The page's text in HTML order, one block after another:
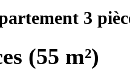
3
(55 m²)